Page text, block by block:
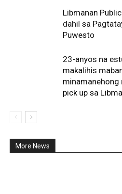
Libmanan
dahil sa
Puwesto
23-anyos na
makalihis
pick up sa
More News